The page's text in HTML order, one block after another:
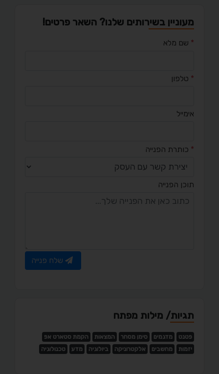
מעוניין בשירותים שלנו? השאר פרטים!
* שם מלא
* טלפון
אימייל
* כותרת הפנייה
תוכן הפנייה
שלח פנייה
תגיות/ מילות מפתח
פטנט מדגמים סימן מסחר המצאות
הקמת סטארט אפ
יזמות
מחשבים אלקטרוניקה ביולוגיה מדע טכנולוגיה